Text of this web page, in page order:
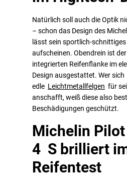
Natürlich soll auch die Optik
– schon das Design des
lässt sein sportlich-
aufscheinen. Obendrein ist
integrierten Reifenflanke im
Design ausgestattet. Wer sich
edle Leichtmetallfelgen für
anschafft, weiß diese also
Beschädigungen geschützt.
Michelin
4 S brilliert
Reifentest